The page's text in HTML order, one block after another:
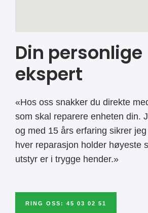
Din personlige
ekspert
«Hos oss snakker du direkte
som skal reparere enheten din.
og med 15 års erfaring sikrer
hver reparasjon holder høyeste
utstyr er i trygge hender.»
RING OSS: 45 03 02 51